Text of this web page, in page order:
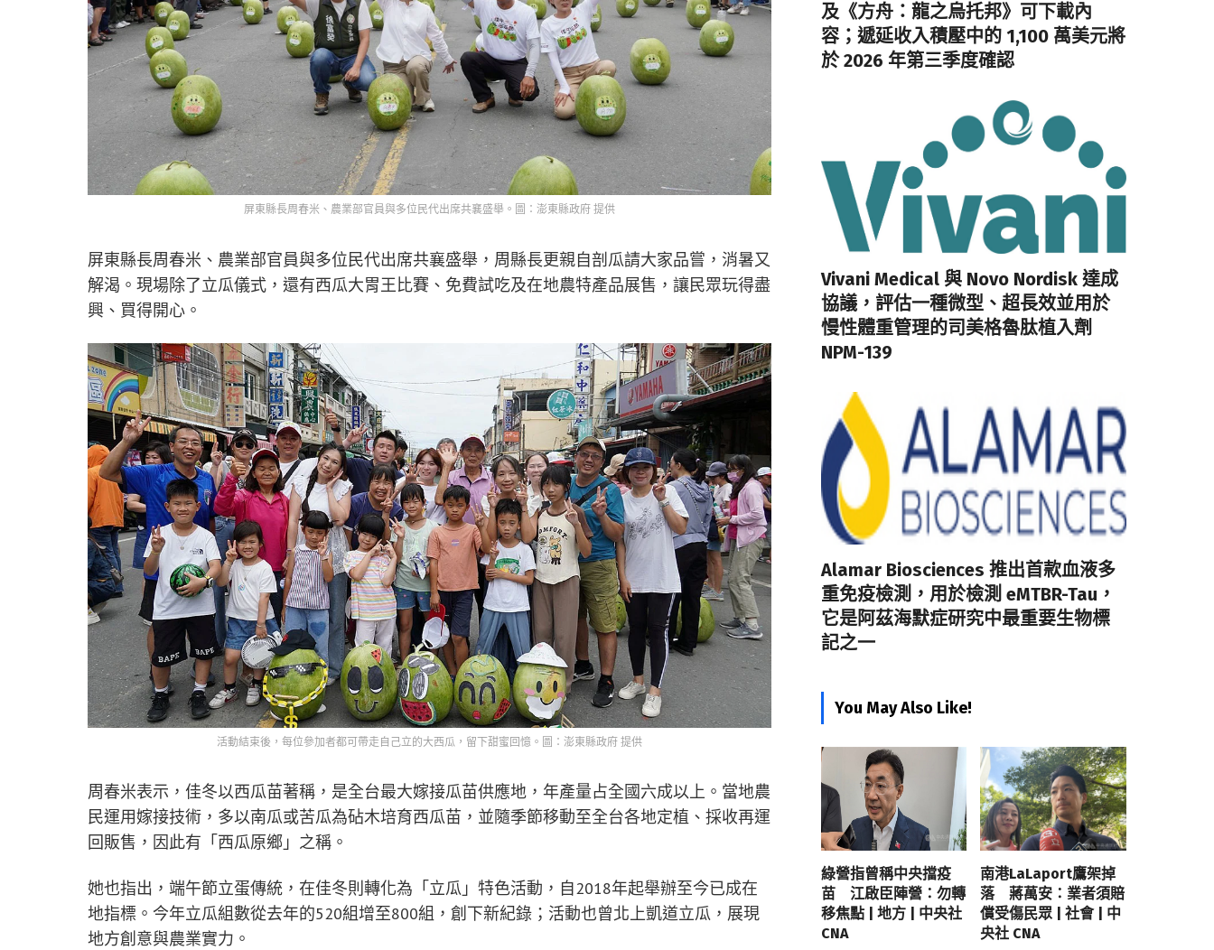
屏東縣長周春米、農業部官員與多位民代出席共襄盛舉。圖：澎東縣政府 提供
屏東縣長周春米、農業部官員與多位民代出席共襄盛舉，周縣長更親自剖瓜請大家品嘗，消暑又
解渴。現場除了立瓜儀式，還有西瓜大胃王比賽、免費試吃及在地農特產品展售，讓民眾玩得盡
興、買得開心。
活動結束後，每位參加者都可帶走自己立的大西瓜，留下甜蜜回憶。圖：澎東縣政府 提供
周春米表示，佳冬以西瓜苗著稱，是全台最大嫁接瓜苗供應地，年產量占全國六成以上。當地農
民運用嫁接技術，多以南瓜或苦瓜為砧木培育西瓜苗，並隨季節移動至全台各地定植、採收再運
回販售，因此有「西瓜原鄉」之稱。
她也指出，端午節立蛋傳統，在佳冬則轉化為「立瓜」特色活動，自2018年起舉辦至今已成在
地指標。今年立瓜組數從去年的520組增至800組，創下新紀錄；活動也曾北上凱道立瓜，展現
地方創意與農業實力。
及《方舟：龍之烏托邦》可下載內
容；遞延收入積壓中的 1,100 萬美元將
於 2026 年第三季度確認
Vivani Medical 與 Novo Nordisk 達成
協議，評估一種微型、超長效並用於
慢性體重管理的司美格魯肽植入劑
NPM-139
Alamar Biosciences 推出首款血液多
重免疫檢測，用於檢測 eMTBR-Tau，
它是阿茲海默症研究中最重要生物標
記之一
You May Also Like!
綠營指曾稱中央擋疫
苗 江啟臣陣營：勿轉
移焦點 | 地方 | 中央社
CNA
南港LaLaport鷹架掉
落 蔣萬安：業者須賠
償受傷民眾 | 社會 | 中
央社 CNA